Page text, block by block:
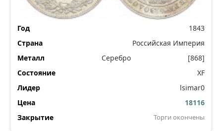
1843
Российская Империя
Серебро
[868]
XF
lsimar0
18116
Торги окончены